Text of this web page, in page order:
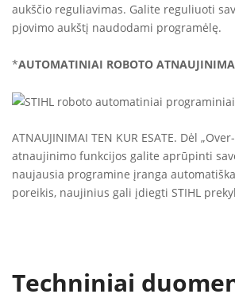
aukščio reguliavimas. Galite reguliuoti
pjovimo aukštį naudodami programėlę.
*AUTOMATINIAI ROBOTO
ATNAUJINIMAI TEN KUR ESATE. Dėl
atnaujinimo funkcijos galite aprūpinti
naujausia programine įranga
poreikis, naujinius gali įdiegti STIHL
Techniniai